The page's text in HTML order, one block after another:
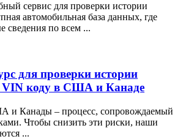
сервис для проверки истории
автомобильная база данных, где
сведения по всем ...
для проверки истории
VIN коду в США и Канаде
и Канады – процесс, сопровождаемый
Чтобы снизить эти риски, наши
...